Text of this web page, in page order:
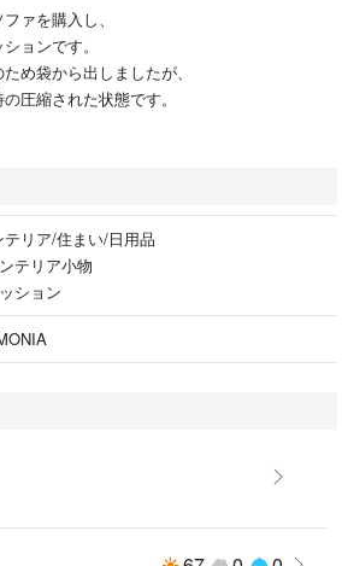
ァを購入し、
ョンです。
め袋から出しましたが、
圧縮された状態です。
テリア/住まい/日用品
テリア小物
ション